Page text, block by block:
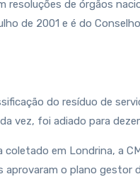
resoluções de órgãos
de 2001 e é do
do resíduo de
vez, foi adiado para
coletado em Londrina, a
aprovaram o plano